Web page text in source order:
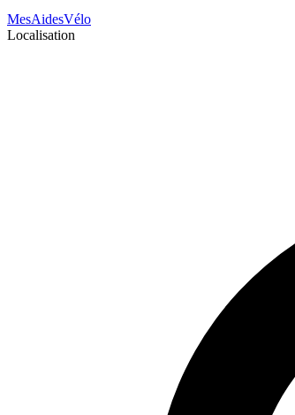
MesAidesVélo
Localisation